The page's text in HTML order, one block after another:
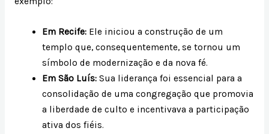
Em Recife: Ele iniciou a construção de um
templo que, consequentemente, se tornou um
símbolo de modernização e da nova fé.
Em São Luís: Sua liderança foi essencial para a
consolidação de uma congregação que promovia
a liberdade de culto e incentivava a participação
ativa dos fiéis.